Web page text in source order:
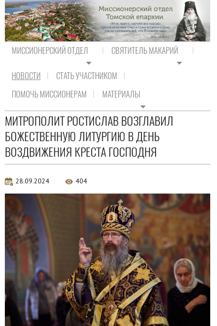
МИССИОНЕРСКИЙ ОТДЕЛ СВЯТИТЕЛЬ МАКАРИЙ
НОВОСТИ
СТАТЬ УЧАСТНИКОМ
ПОМОЧЬ МИССИОНЕРАМ
МАТЕРИАЛЫ
Новости епархии
МИТРОПОЛИТ РОСТИСЛАВ ВОЗГЛАВИЛ
БОЖЕСТВЕННУЮ ЛИТУРГИЮ В ДЕНЬ
ВОЗДВИЖЕНИЯ КРЕСТА ГОСПОДНЯ
28.09.2024 404